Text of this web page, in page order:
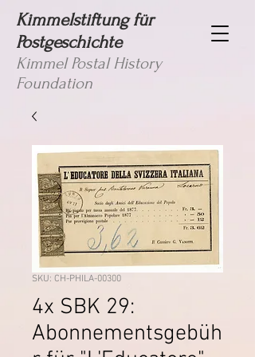
Kimmelstiftung für
Postgeschichte
Kimmel Postal History
Foundation
SKU: CH-PHILA-00300
4x SBK 29:
Abonnementsgebüh